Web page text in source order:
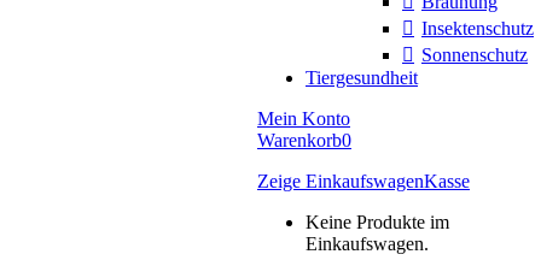
Insektenschutz
Sonnenschutz
Tiergesundheit
Mein Konto
Warenkorb0
Zeige EinkaufswagenKasse
Keine Produkte im
Einkaufswagen.